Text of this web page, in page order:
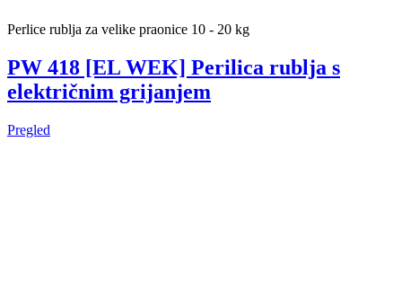
Perlice rublja za velike praonice 10 - 20 kg
PW 418 [EL WEK] Perilica rublja s
električnim grijanjem
Pregled